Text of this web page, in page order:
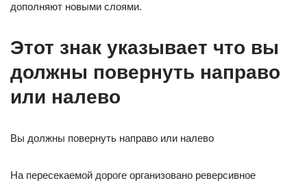
дополняют новыми слоями.
Этот знак указывает что вы
должны повернуть направо
или налево
Вы должны повернуть направо или налево
На пересекаемой дороге организовано реверсивное